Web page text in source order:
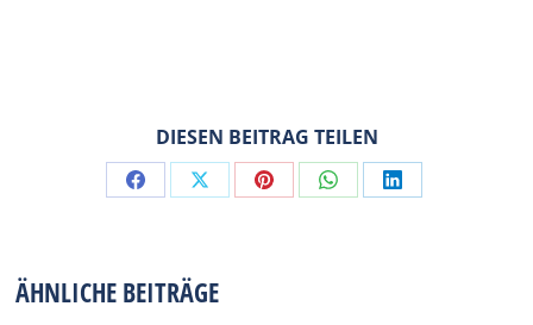
DIESEN BEITRAG TEILEN
Share Share Share Share Share
ÄHNLICHE BEITRÄGE